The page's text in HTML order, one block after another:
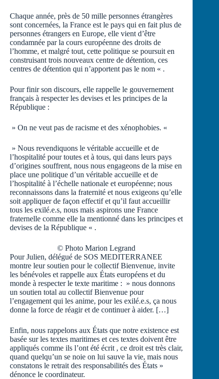
Chaque année, près de 50 mille personnes étrangères
sont concernées, la France est le pays qui en fait plus de
personnes étrangers en Europe, elle vient d’être
condamnée par la cours européenne des droits de
l’homme, et malgré tout, cette politique se poursuit en
construisant trois nouveaux centre de détention, ces
centres de détention qui n’apportent pas le nom « .
Pour finir son discours, elle rappelle le gouvernement
français à respecter les devises et les principes de la
République :
» On ne veut pas de racisme et des xénophobies. «
» Nous revendiquons le véritable accueille et de
l’hospitalité pour toutes et à tous, qui dans leurs pays
d’origines souffrent, nous nous engageons de la mise en
place une politique d’un véritable accueille et de
l’hospitalité à l’échelle nationale et européenne; nous
reconnaissons dans la fraternité et nous exigeons qu’elle
soit appliquer de façon effectif et qu’il faut accueillir
tous les exilé.e.s, nous mais aspirons une France
fraternelle comme elle la mentionné dans les principes et
devises de la République « .
© Photo Marion Legrand
Pour Julien, délégué de SOS MEDITERRANEE
montre leur soutien pour le collectif Bienvenue, invite
les bénévoles et rappelle aux États européens et du
monde à respecter le texte maritime : » nous donnons
un soutien total au collectif Bienvenue pour
l’engagement qui les anime, pour les exilé.e.s, ça nous
donne la force de réagir et de continuer à aider. […]
Enfin, nous rappelons aux États que notre existence est
basée sur les textes maritimes et ces textes doivent être
appliqués comme ils l’ont été écrit , ce droit est très clair,
quand quelqu’un se noie on lui sauve la vie, mais nous
constatons le retrait des responsabilités des États »
dénonce le coordinateur.